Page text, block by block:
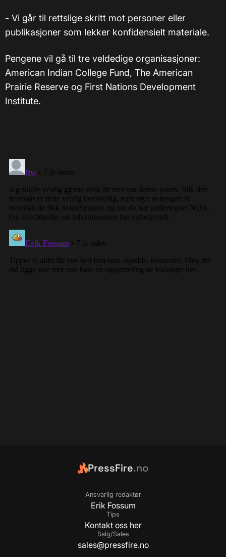
- Vi går til rettslige skritt mot personer eller
publikasjoner som lekker konfidensielt materiale.
Pengene vil gå til tre veldedige organisasjoner:
American Indian College Fund, The American
Prairie Reserve og First Nations Development
Institute.
PressFire.no
Ansvarlig redaktør
Erik Fossum
Tips
Kontakt oss her
Salg/Sales
sales@pressfire.no